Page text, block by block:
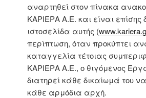
αναρτηθεί στον πίνακα
ΚΑΡΙΕΡΑ Α.Ε. και είναι επίσης
ιστοσελίδα αυτής (
περίπτωση, όταν προκύπτει
καταγγελία τέτοιας
ΚΑΡΙΕΡΑ Α.Ε., ο θιγόμενος
διατηρεί κάθε δικαίωμά του
κάθε αρμόδια αρχή.